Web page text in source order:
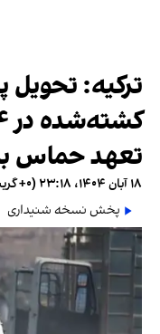
ترکیه: تحویل
تعهد حماس
۱۸ آبان ۱۴۰۴، ۲۳:۱۸ (‎+۰ گرینویچ)
پخش نسخه شنیداری